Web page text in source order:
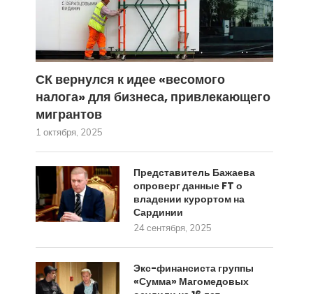
СК вернулся к идее «весомого
налога» для бизнеса, привлекающего
мигрантов
1 октября, 2025
Представитель Бажаева
опроверг данные FT о
владении курортом на
Сардинии
24 сентября, 2025
Экс-финансиста группы
«Сумма» Магомедовых